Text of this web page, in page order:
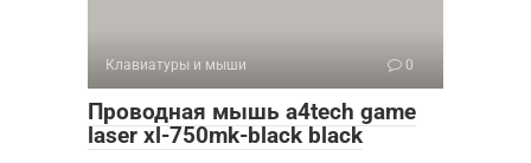
Клавиатуры и мыши 0
Проводная мышь a4tech game
laser xl-750mk-black black